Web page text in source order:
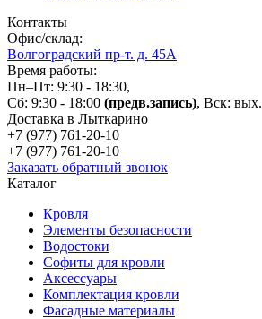
Контакты
Офис/склад:
Волгоградский пр-т. д. 45А
Время работы:
Пн–Пт: 9:30 - 18:30,
Сб: 9:30 - 18:00 (предв.запись), Вск: вых.
Доставка в Лыткарино
+7 (977) 761-20-10
+7 (977) 761-20-10
Заказать обратный звонок
Каталог
Кровля
Элементы безопасности
Водостоки
Софиты для кровли
Аксессуары
Комплектация кровли
Фасадные материалы